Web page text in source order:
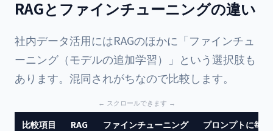
RAGとファインチューニングの違い
社内データ活用にはRAGのほかに「ファインチュ
ーニング（モデルの追加学習）」という選択肢も
あります。混同されがちなので比較します。
比較項目 RAG ファインチューニング プロンプトに毎